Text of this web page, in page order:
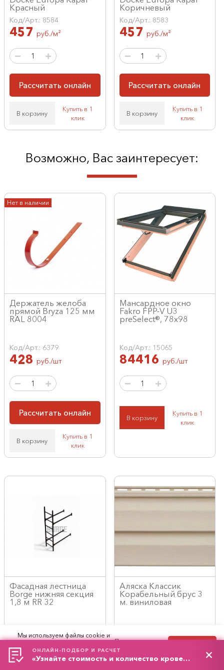
Красный
Код/Арт.: 8584
457 руб./м²
Рассчитать онлайн
В корзину
Купить в 1
клик
Коричневый
Код/Арт.: 8583
457 руб./м²
Рассчитать онлайн
В корзину
Купить в 1
клик
Возможно, Вас заинтересует:
Нет в наличии
Держатель желоба
прямой Bryza 125 мм
RAL 8004
Код/Арт.: 6379
428 руб./шт
Рассчитать онлайн
В корзину
Купить в 1
клик
Мансардное окно
Fakro FPP-V U3
preSelect®, 78x98
Код/Арт.: 15065
84416 руб./шт
В корзину
Купить в 1
клик
Фасадная лестница
Borge нижняя секция
1,8 м RR 32
5731
Аляска Классик
Корабельный брус 3
м. виниловая
110 руб./шт
Мы используем файлы cookie и
рекомендательные технологии. Продолжая
работу с сайтом, вы соглашаетесь с
обработки персональных данных и
пользования сайтом.
ОНЛАЙН-ПОДБОР И РАСЧЕТ
«Узнайте стоимость и количество кровельного материала»